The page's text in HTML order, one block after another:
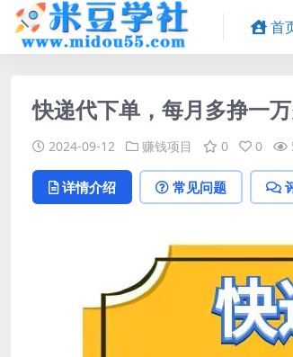
首
快递代下单，每月多挣一
2024-09-12 赚钱项目 0 0
详情介绍 常见问题